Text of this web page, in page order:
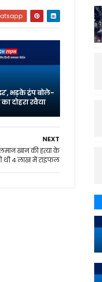
भड़के ट्रंप बोले-
दोहरा रवैया
NEXT
खान की हत्या के
थी 4 लाख में राइफल